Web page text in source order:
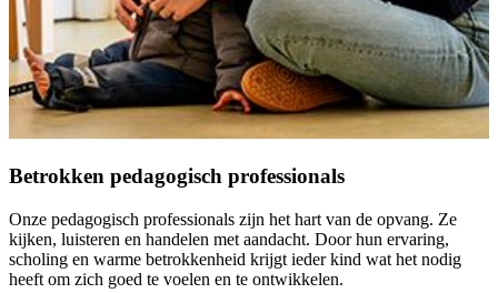
Betrokken pedagogisch professionals
Onze pedagogisch professionals zijn het hart van de opvang. Ze
kijken, luisteren en handelen met aandacht. Door hun ervaring,
scholing en warme betrokkenheid krijgt ieder kind wat het nodig
heeft om zich goed te voelen en te ontwikkelen.